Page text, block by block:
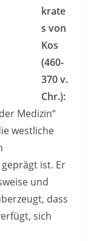
krate
s von
Kos
(460-
370 v.
Chr.):
Medizin“
westliche
ist. Er
und
dass
sich